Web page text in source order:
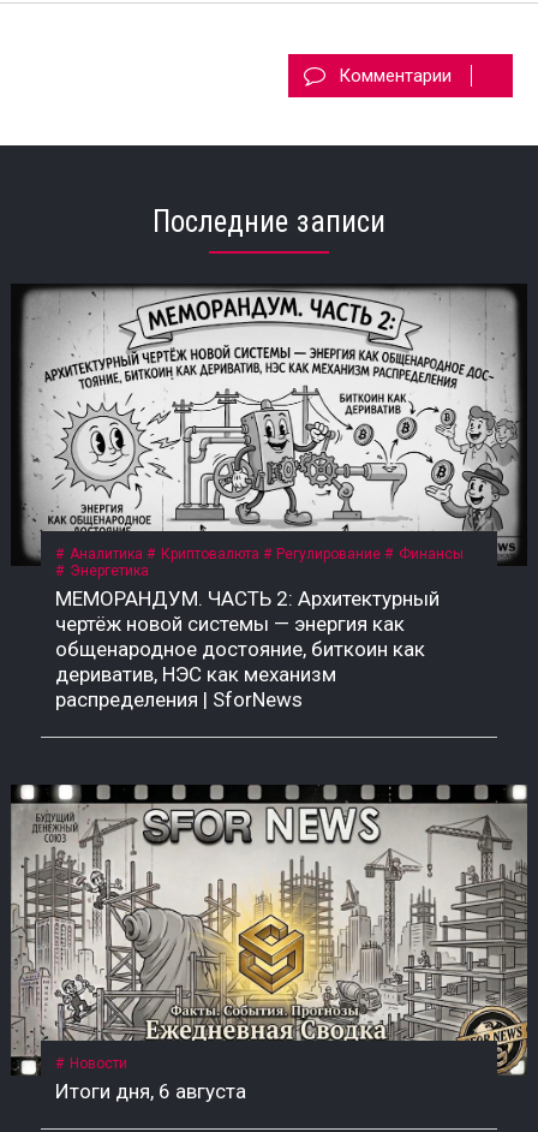
Комментарии
Последние записи
Аналитика Криптовалюта Регулирование
Финансы
Энергетика
МЕМОРАНДУМ. ЧАСТЬ 2: Архитектурный
чертёж новой системы — энергия как
общенародное достояние, биткоин как
дериватив, НЭС как механизм
распределения | SforNews
Новости
Итоги дня, 6 августа